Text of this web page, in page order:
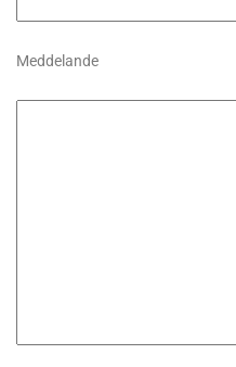
Meddelande